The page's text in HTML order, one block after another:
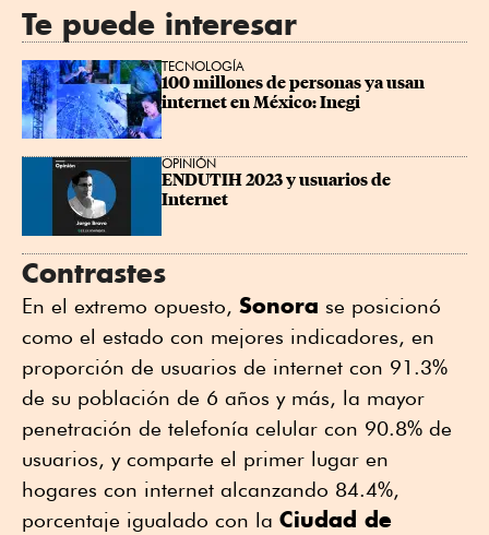
Te puede interesar
TECNOLOGÍA
100 millones de personas ya usan
internet en México: Inegi
OPINIÓN
ENDUTIH 2023 y usuarios de
Internet
Contrastes
En el extremo opuesto, Sonora se posicionó
como el estado con mejores indicadores, en
proporción de usuarios de internet con 91.3%
de su población de 6 años y más, la mayor
penetración de telefonía celular con 90.8% de
usuarios, y comparte el primer lugar en
hogares con internet alcanzando 84.4%,
porcentaje igualado con la Ciudad de